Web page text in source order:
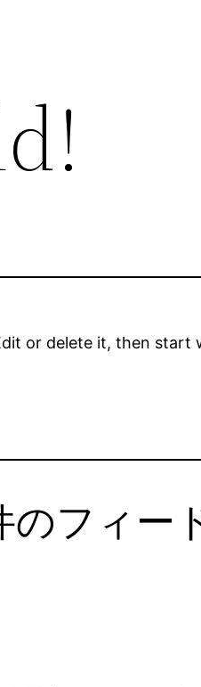
or delete it, then start
のフィー